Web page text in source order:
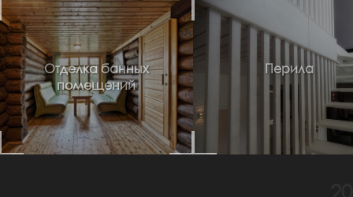
Отделка банных
помещений
Перила